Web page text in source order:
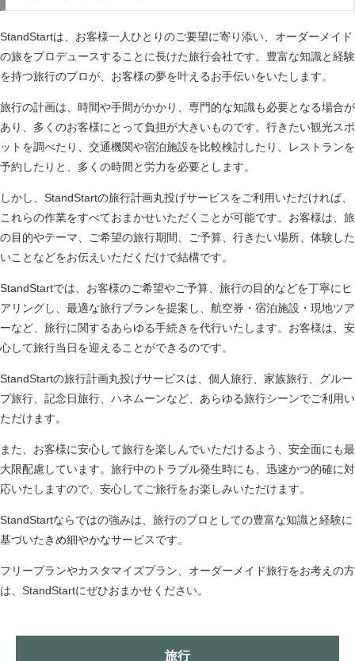
StandStartは、お客様一人ひとりのご要望に寄り添い、オーダーメイド
の旅をプロデュースすることに長けた旅行会社です。豊富な知識と経験
を持つ旅行のプロが、お客様の夢を叶えるお手伝いをいたします。
旅行の計画は、時間や手間がかかり、専門的な知識も必要となる場合が
あり、多くのお客様にとって負担が大きいものです。行きたい観光スポ
ットを調べたり、交通機関や宿泊施設を比較検討したり、レストランを
予約したりと、多くの時間と労力を必要とします。
しかし、StandStartの旅行計画丸投げサービスをご利用いただければ、
これらの作業をすべておまかせいただくことが可能です。お客様は、旅
の目的やテーマ、ご希望の旅行期間、ご予算、行きたい場所、体験した
いことなどをお伝えいただくだけで結構です。
StandStartでは、お客様のご希望やご予算、旅行の目的などを丁寧にヒ
アリングし、最適な旅行プランを提案し、航空券・宿泊施設・現地ツア
ーなど、旅行に関するあらゆる手続きを代行いたします。お客様は、安
心して旅行当日を迎えることができるのです。
StandStartの旅行計画丸投げサービスは、個人旅行、家族旅行、グルー
プ旅行、記念日旅行、ハネムーンなど、あらゆる旅行シーンでご利用い
ただけます。
また、お客様に安心して旅行を楽しんでいただけるよう、安全面にも最
大限配慮しています。旅行中のトラブル発生時にも、迅速かつ的確に対
応いたしますので、安心してご旅行をお楽しみいただけます。
StandStartならではの強みは、旅行のプロとしての豊富な知識と経験に
基づいたきめ細やかなサービスです。
フリープランやカスタマイズプラン、オーダーメイド旅行をお考えの方
は、StandStartにぜひおまかせください。
旅行